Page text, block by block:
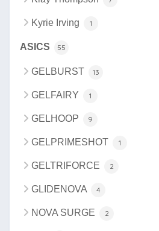
Kyrie Irving 1
ASICS 55
GELBURST 13
GELFAIRY 1
GELHOOP 9
GELPRIMESHOT 1
GELTRIFORCE 2
GLIDENOVA 4
NOVA SURGE 2